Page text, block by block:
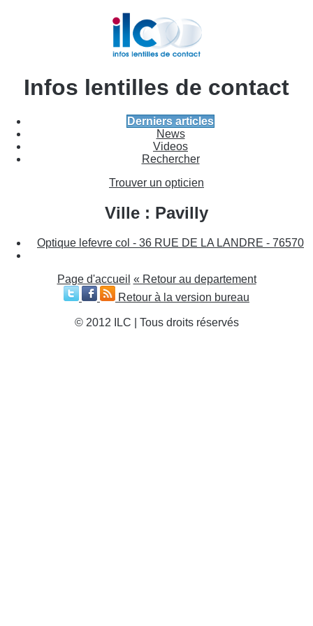
Infos lentilles de contact
Derniers articles
News
Videos
Rechercher
Trouver un opticien
Ville : Pavilly
Optique lefevre col - 36 RUE DE LA LANDRE - 76570
Page d'accueil « Retour au departement
Retour à la version bureau
© 2012 ILC | Tous droits réservés